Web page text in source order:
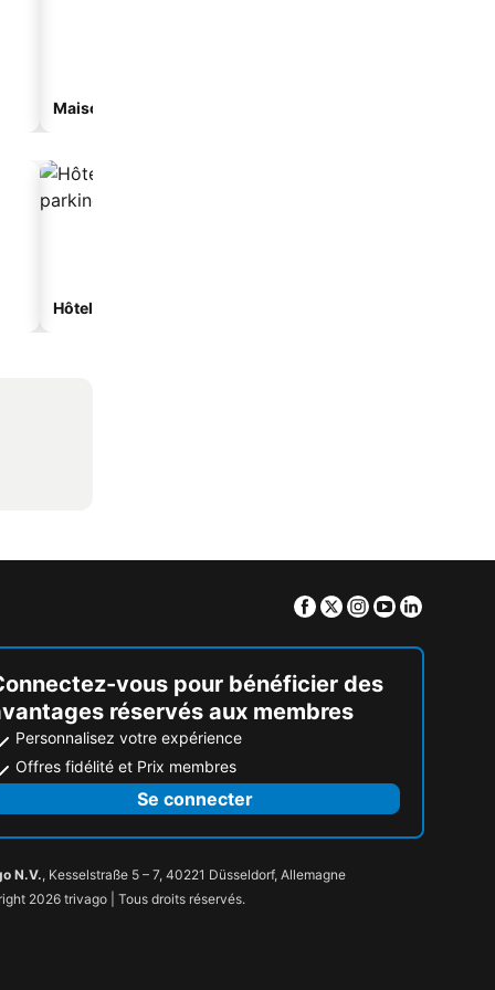
Maison d’hôtes
Hôtels avec parking
Facebook
TwitterInstagram
Youtube
vous pour bénéficier des
réservés aux membres
Personnalisez votre expérience
Offres fidélité et Prix membres
Se connecter
N.V., Kesselstraße 5 – 7, 40221 Düsseldorf, Allemagne
2026 trivago | Tous droits réservés.